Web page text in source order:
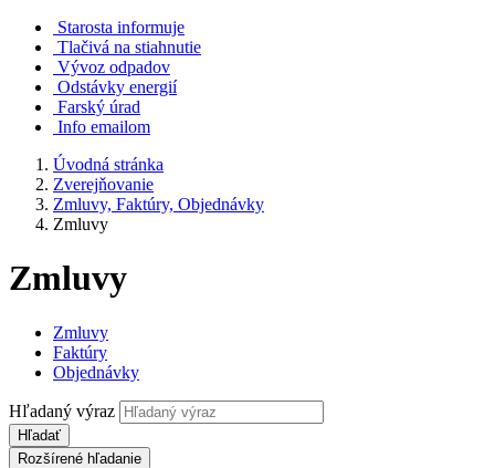
Starosta informuje
Tlačivá na stiahnutie
Vývoz odpadov
Odstávky energií
Farský úrad
Info emailom
Úvodná stránka
Zverejňovanie
Zmluvy, Faktúry, Objednávky
Zmluvy
Zmluvy
Zmluvy
Faktúry
Objednávky
Hľadaný výraz
Hľadať
Rozšírené hľadanie